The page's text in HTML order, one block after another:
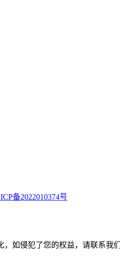
备2022010374号
如侵犯了您的权益，请联系我们